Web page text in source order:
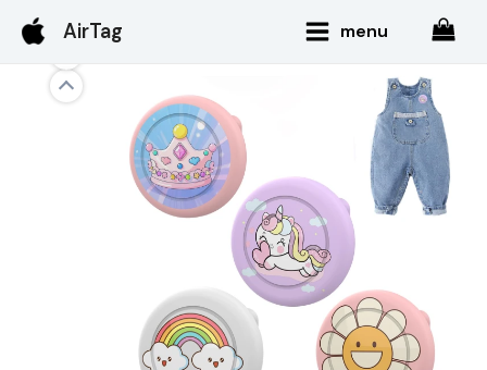
contenu
AirTag
Mainmenu